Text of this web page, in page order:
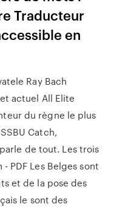
Traducteur
en
Ray Bach
actuel All Elite
du règne le plus
Catch,
de tout. Les trois
PDF Les Belges sont
et de la pose des
le sont des